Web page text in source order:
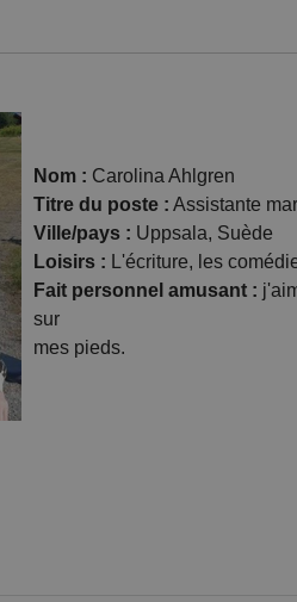
Nom : Carolina Ahlgren
Titre du poste : Assistante
Ville/pays : Uppsala, Suède
Loisirs : L'écriture, les
Fait personnel amusant :
sur
mes pieds.